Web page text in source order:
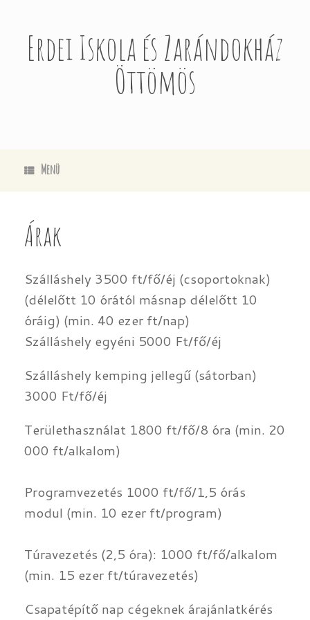
Erdei Iskola és Zarándokház
Öttömös
Menü
Árak
Szálláshely 3500 ft/fő/éj (csoportoknak)
(délelőtt 10 órától másnap délelőtt 10
óráig) (min. 40 ezer ft/nap)
Szálláshely egyéni 5000 Ft/fő/éj
Szálláshely kemping jellegű (sátorban)
3000 Ft/fő/éj
Területhasználat 1800 ft/fő/8 óra (min. 20
000 ft/alkalom)
​Programvezetés 1000 ft/fő/1,5 órás
modul (min. 10 ezer ft/program)
Túravezetés (2,5 óra): 1000 ft/fő/alkalom
(min. 15 ezer ft/túravezetés)
Csapatépítő nap cégeknek árajánlatkérés